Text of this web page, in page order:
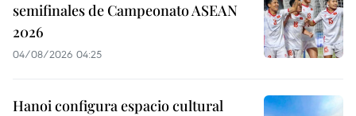
semifinales de Campeonato ASEAN
2026
04/08/2026 04:25
Hanoi configura espacio cultural